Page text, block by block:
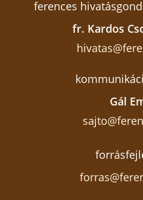
ferences
fr. Kardos
Gál